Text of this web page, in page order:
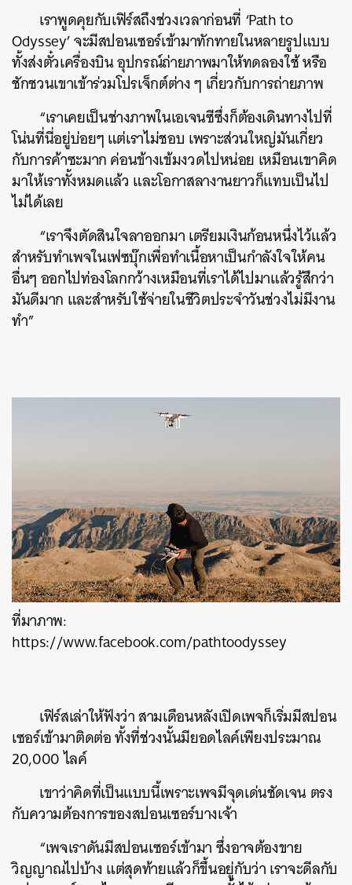
เราพูดคุยกับเฟิร์สถึงช่วงเวลาก่อนที่ ‘Path to
Odyssey’ จะมีสปอนเซอร์เข้ามาทักทายในหลายรูปแบบ
ทั้งส่งตั๋วเครื่องบิน อุปกรณ์ถ่ายภาพมาให้ทดลองใช้ หรือ
ชักชวนเขาเข้าร่วมโปรเจ็กต์ต่าง ๆ เกี่ยวกับการถ่ายภาพ
“เราเคยเป็นช่างภาพในเอเจนซีซึ่งก็ต้องเดินทางไปที่
โน่นที่นี่อยู่บ่อยๆ แต่เราไม่ชอบ เพราะส่วนใหญ่มันเกี่ยว
กับการค้าซะมาก ค่อนข้างเข้มงวดไปหน่อย เหมือนเขาคิด
มาให้เราทั้งหมดแล้ว และโอกาสลางานยาวก็แทบเป็นไป
ไม่ได้เลย
“เราจึงตัดสินใจลาออกมา เตรียมเงินก้อนหนึ่งไว้แล้ว
สำหรับทำเพจในเฟซบุ๊กเพื่อทำเนื้อหาเป็นกำลังใจให้คน
อื่นๆ ออกไปท่องโลกกว้างเหมือนที่เราได้ไปมาแล้วรู้สึกว่า
มันดีมาก และสำหรับใช้จ่ายในชีวิตประจำวันช่วงไม่มีงาน
ทำ”
ที่มาภาพ:
https://www.facebook.com/pathtoodyssey
เฟิร์สเล่าให้ฟังว่า สามเดือนหลังเปิดเพจก็เริ่มมีสปอน
เซอร์เข้ามาติดต่อ ทั้งที่ช่วงนั้นมียอดไลค์เพียงประมาณ
20,000 ไลค์
เขาว่าคิดที่เป็นแบบนี้เพราะเพจมีจุดเด่นชัดเจน ตรง
กับความต้องการของสปอนเซอร์บางเจ้า
“เพจเราดันมีสปอนเซอร์เข้ามา ซึ่งอาจต้องขาย
วิญญาณไปบ้าง แต่สุดท้ายแล้วก็ขึ้นอยู่กับว่า เราจะดีลกับ